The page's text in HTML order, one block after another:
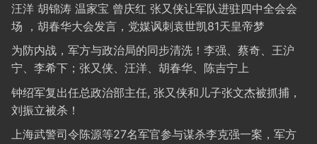
汪洋 胡锦涛 温家宝 曾庆红 张又侠让军队进驻四中全会会
场 ，胡春华大会发言，党媒讽刺袁世凯81天皇帝梦
为防内战，军方与政治局的同步清洗！李强、蔡奇、王沪
宁、李希下；张又侠、汪洋、胡春华、陈吉宁上
钟绍军复出任总政治部主任, 张又侠和儿子张文杰被抓捕，
刘振立被杀！
上海武警司令陈源等27名军官参与谋杀李克强一案，军方